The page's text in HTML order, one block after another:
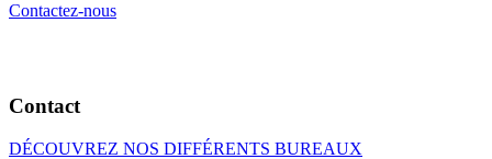
Contactez-nous
Contact
DÉCOUVREZ NOS DIFFÉRENTS BUREAUX